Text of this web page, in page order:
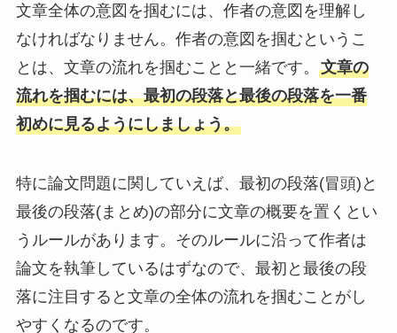
文章全体の意図を掴むには、作者の意図を理解し
なければなりません。作者の意図を掴むというこ
とは、文章の流れを掴むことと一緒です。 文章の
流れを掴むには、最初の段落と最後の段落を一番
初めに見るようにしましょう。
特に論文問題に関していえば、最初の段落(冒頭)と
最後の段落(まとめ)の部分に文章の概要を置くとい
うルールがあります。そのルールに沿って作者は
論文を執筆しているはずなので、最初と最後の段
落に注目すると文章の全体の流れを掴むことがし
やすくなるのです。